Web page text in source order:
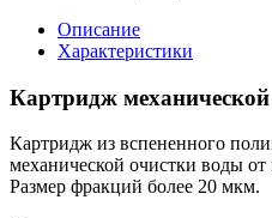
Описание
Характеристики
Картридж
Картридж из вспененного
механической очистки воды
Размер фракций более 20 мкм.